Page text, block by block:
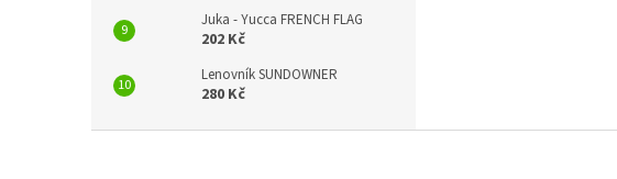
Juka - Yucca FRENCH FLAG
202 Kč
Lenovník SUNDOWNER
280 Kč